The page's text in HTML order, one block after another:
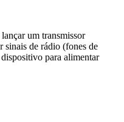
um transmissor
de rádio (fones de
para alimentar